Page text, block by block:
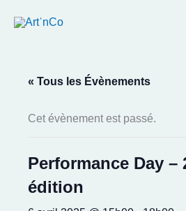
« Tous les Évènements
Cet évènement est passé.
Performance Day –
édition